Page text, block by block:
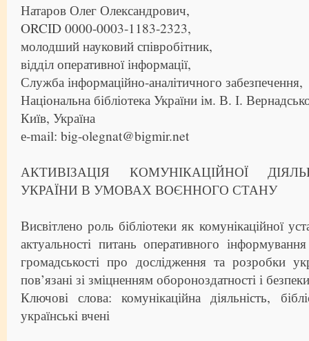
Натаров Олег Олександрович,
ORCID 0000-0003-1183-2323,
молодший науковий співробітник,
відділ оперативної інформації,
Служба інформаційно-аналітичного забезпечення,
Національна бібліотека України ім. В. І.
Київ, Україна
е-mail: big-olegnat@bigmir.net
АКТИВІЗАЦІЯ КОМУНІКАЦІЙНОЇ
УКРАЇНИ В УМОВАХ ВОЄННОГО СТАНУ
Висвітлено роль бібліотеки як комунікаційної
актуальності питань оперативного
громадськості про дослідження та розробки
пов’язані зі зміцненням обороноздатності і
Ключові слова: комунікаційна діяльність,
українські вчені